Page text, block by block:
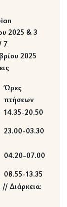
2025 & 3
7
2025
Ώρες
πτήσεων
14.35-20.50
23.00-03.30
04.20-07.00
08.55-13.35
//Διάρκεια: